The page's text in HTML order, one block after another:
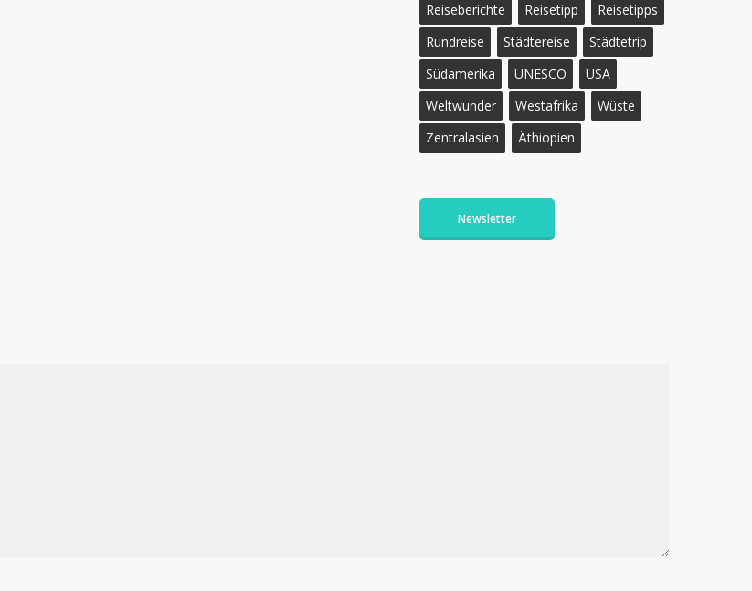
Reiseberichte
Reisetipp
Reisetipps
Rundreise
Städtereise
Städtetrip
Südamerika
UNESCO
USA
Weltwunder
Westafrika
Wüste
Zentralasien
Äthiopien
Newsletter